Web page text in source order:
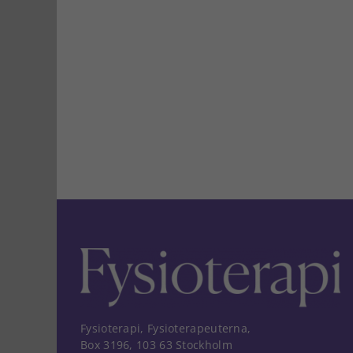
Fysioterapi, Fysioterapeuterna,
Box 3196, 103 63 Stockholm